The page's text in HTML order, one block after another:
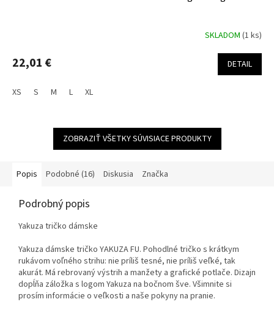
SKLADOM (1 ks)
22,01 € DETAIL
XS S M L XL
ZOBRAZIŤ VŠETKY SÚVISIACE PRODUKTY
Popis Podobné (16) Diskusia Značka
Podrobný popis
Yakuza tričko dámske
Yakuza dámske tričko YAKUZA FU. Pohodlné tričko s krátkym
rukávom voľného strihu: nie príliš tesné, nie príliš veľké, tak
akurát. Má rebrovaný výstrih a manžety a grafické potlače. Dizajn
dopĺňa záložka s logom Yakuza na bočnom šve. Všimnite si
prosím informácie o veľkosti a naše pokyny na pranie.